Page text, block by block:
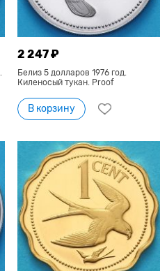
2 247 ₽
Белиз 5 долларов 1976 год.
Киленосый тукан. Proof
В корзину